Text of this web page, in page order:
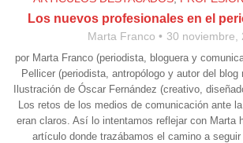
Los nuevos profesionales en el
Marta Franco 30 noviembre,
por Marta Franco (periodista, bloguera y
Pellicer (periodista, antropólogo y autor del blog
Ilustración de Óscar Fernández (creativo,
Los retos de los medios de comunicación ante
eran claros. Así lo intentamos reflejar con Marta
artículo donde trazábamos el camino a